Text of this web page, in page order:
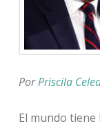
PorPriscila
El mundo